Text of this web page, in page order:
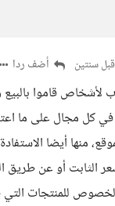
قبل سنتين أضف ردا
كل مجال على ما
منها أيضا
الثابت أو عن
للمنتجات التي